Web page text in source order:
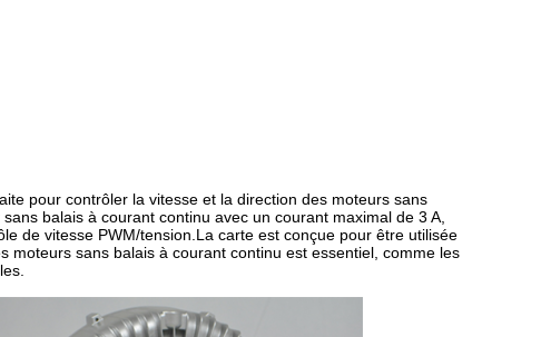
pour contrôler la vitesse et la direction des moteurs sans
balais à courant continu avec un courant maximal de 3 A,
de vitesse PWM/tension.La carte est conçue pour être utilisée
sans balais à courant continu est essentiel, comme les